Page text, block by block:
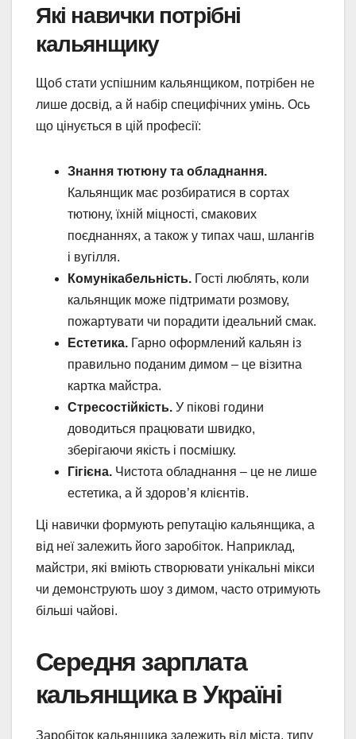
Які навички потрібні
кальянщику
Щоб стати успішним кальянщиком, потрібен не
лише досвід, а й набір специфічних умінь. Ось
що цінується в цій професії:
Знання тютюну та обладнання.
Кальянщик має розбиратися в сортах
тютюну, їхній міцності, смакових
поєднаннях, а також у типах чаш, шлангів
і вугілля.
Комунікабельність. Гості люблять, коли
кальянщик може підтримати розмову,
пожартувати чи порадити ідеальний смак.
Естетика. Гарно оформлений кальян із
правильно поданим димом – це візитна
картка майстра.
Стресостійкість. У пікові години
доводиться працювати швидко,
зберігаючи якість і посмішку.
Гігієна. Чистота обладнання – це не лише
естетика, а й здоров’я клієнтів.
Ці навички формують репутацію кальянщика, а
від неї залежить його заробіток. Наприклад,
майстри, які вміють створювати унікальні мікси
чи демонструють шоу з димом, часто отримують
більші чайові.
Середня зарплата
кальянщика в Україні
Заробіток кальянщика залежить від міста, типу